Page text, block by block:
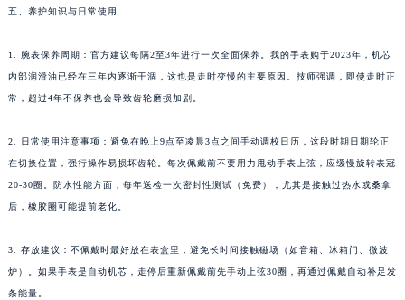
五、养护知识与日常使用
1. 腕表保养周期：官方建议每隔2至3年进行一次全面保养。我的手表购于2023年，机芯
内部润滑油已经在三年内逐渐干涸，这也是走时变慢的主要原因。技师强调，即使走时正
常，超过4年不保养也会导致齿轮磨损加剧。
2. 日常使用注意事项：避免在晚上9点至凌晨3点之间手动调校日历，这段时期日期轮正
在切换位置，强行操作易损坏齿轮。每次佩戴前不要用力甩动手表上弦，应缓慢旋转表冠
20-30圈。防水性能方面，每年送检一次密封性测试（免费），尤其是接触过热水或桑拿
后，橡胶圈可能提前老化。
3. 存放建议：不佩戴时最好放在表盒里，避免长时间接触磁场（如音箱、冰箱门、微波
炉）。如果手表是自动机芯，走停后重新佩戴前先手动上弦30圈，再通过佩戴自动补足发
条能量。